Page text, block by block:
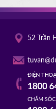
52 Trần
ĐIỆN
1800
CHĂM